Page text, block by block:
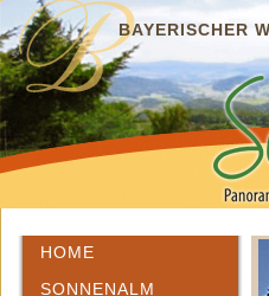
BAYERISCHER
HOME
SONNENALM